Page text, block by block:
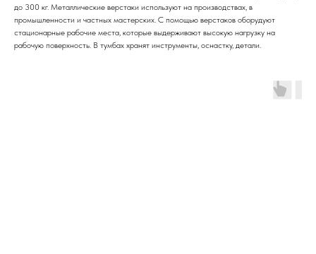
до 300 кг. Металлические верстаки используют на производствах, в
промышленности и частных мастерских. С помощью верстаков оборудуют
стационарные рабочие места, которые выдерживают высокую нагрузку на
рабочую поверхность. В тумбах хранят инструменты, оснастку, детали.